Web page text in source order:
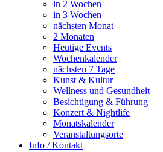
in 2 Wochen
in 3 Wochen
nächsten Monat
2 Monaten
Heutige Events
Wochenkalender
nächsten 7 Tage
Kunst & Kultur
Wellness und Gesundheit
Besichtigung & Führung
Konzert & Nightlife
Monatskalender
Veranstaltungsorte
Info / Kontakt